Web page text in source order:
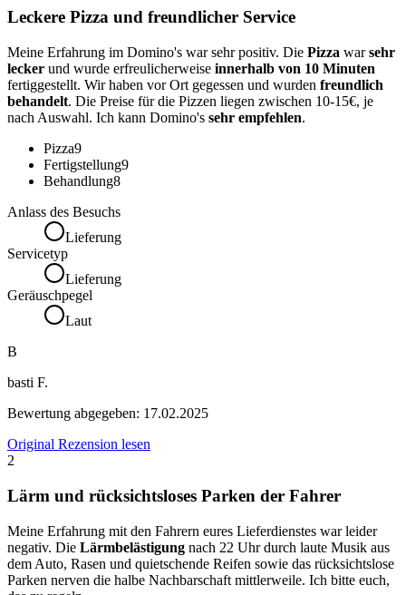
Leckere Pizza und freundlicher Service
Meine Erfahrung im Domino's war sehr positiv. Die Pizza warsehr
lecker und wurde erfreulicherweise innerhalb von 10 Minuten
fertiggestellt. Wir haben vor Ort gegessen und wurden freundlich
behandelt. Die Preise für die Pizzen liegen zwischen 10-15€, je
nach Auswahl. Ich kann Domino's sehr empfehlen.
Pizza9
Fertigstellung9
Behandlung8
Anlass des Besuchs
Lieferung
Servicetyp
Lieferung
Geräuschpegel
Laut
B
basti F.
Bewertung abgegeben: 17.02.2025
Original Rezension lesen
2
Lärm und rücksichtsloses Parken der Fahrer
Meine Erfahrung mit den Fahrern eures Lieferdienstes war leider
negativ. Die Lärmbelästigung nach 22 Uhr durch laute Musik aus
dem Auto, Rasen und quietschende Reifen sowie das rücksichtslose
Parken nerven die halbe Nachbarschaft mittlerweile. Ich bitte euch,